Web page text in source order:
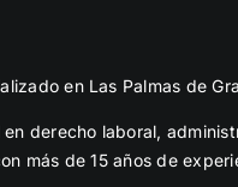
en Las Palmas de
derecho laboral,
más de 15 años de